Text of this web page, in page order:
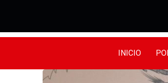
INICIO